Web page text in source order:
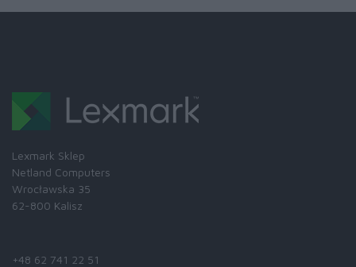
Lexmark Sklep
Netland Computers
Wrocławska 35
62-800 Kalisz
+48 62 741 22 51